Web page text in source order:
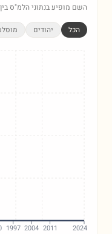
השם מופיע בנתוני הלמ"ס
הכל יהודים
1997 2004 2011 2024